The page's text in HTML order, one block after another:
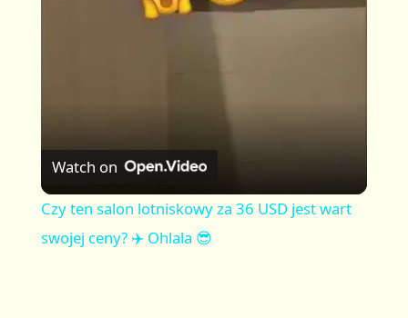
a
V
i
Watch on
Czy ten salon lotniskowy za 36 USD jest wart
swojej ceny? ✈️ Ohlala 😎